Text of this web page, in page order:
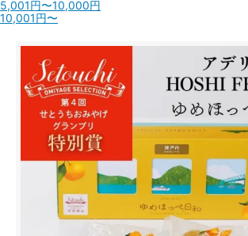
5,001円〜10,000円
10,001円〜